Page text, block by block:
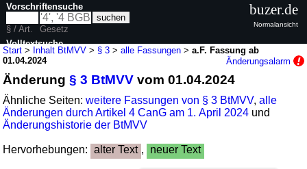
Start > Inhalt BtMVV > § 3 >alle Fassungen >a.F. Fassung ab
01.04.2024
Änderungsalarm
Änderung§ 3 BtMVV vom 01.04.2024
Ähnliche Seiten:weitere Fassungen von § 3 BtMVV,alle
Änderungen durch Artikel 4 CanG am 1. April 2024 und
Änderungshistorie der BtMVV
Hervorhebungen: alter Text , neuer Text
Vorschriftensuche
§ / Art.
Gesetz
Volltextsuche
buzer.de
Normalansicht